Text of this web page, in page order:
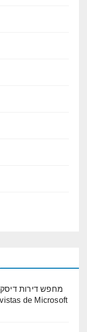
מחפש דירות
de Microsoft